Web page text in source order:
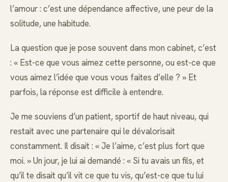
l’amour : c’est une dépendance affective, une peur de la
solitude, une habitude.
La question que je pose souvent dans mon cabinet, c’est
: « Est-ce que vous aimez cette personne, ou est-ce que
vous aimez l’idée que vous vous faites d’elle ? » Et
parfois, la réponse est difficile à entendre.
Je me souviens d’un patient, sportif de haut niveau, qui
restait avec une partenaire qui le dévalorisait
constamment. Il disait : « Je l’aime, c’est plus fort que
moi. » Un jour, je lui ai demandé : « Si tu avais un fils, et
qu’il te disait qu’il vit ce que tu vis, qu’est-ce que tu lui